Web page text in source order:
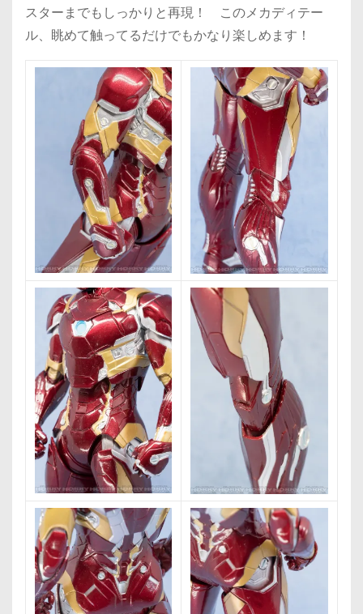
スターまでもしっかりと再現！ このメカディテー
ル、眺めて触ってるだけでもかなり楽しめます！